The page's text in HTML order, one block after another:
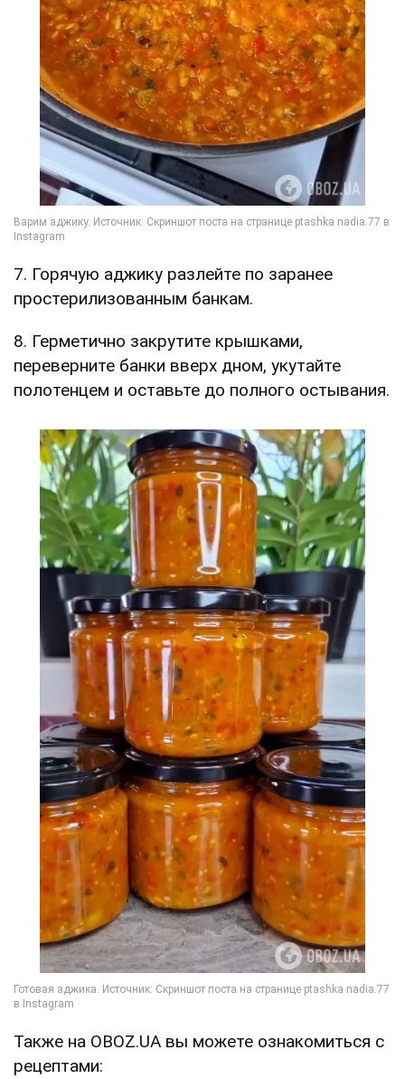
7. Горячую аджику разлейте по заранее
простерилизованным банкам.
8. Герметично закрутите крышками,
переверните банки вверх дном, укутайте
полотенцем и оставьте до полного остывания.
Также на OBOZ.UA вы можете ознакомиться с
рецептами: